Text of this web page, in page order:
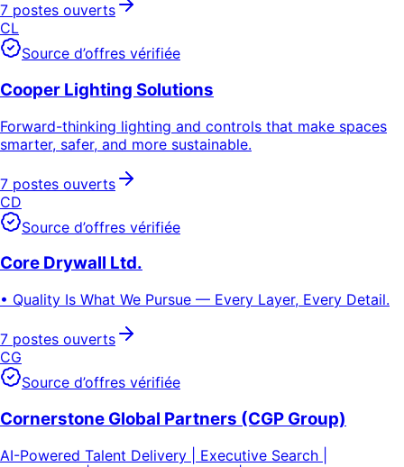
7 postes ouverts
CL
Source d’offres vérifiée
Cooper Lighting Solutions
Forward-thinking lighting and controls that make spaces
smarter, safer, and more sustainable.
7 postes ouverts
CD
Source d’offres vérifiée
Core Drywall Ltd.
• Quality Is What We Pursue — Every Layer, Every Detail.
7 postes ouverts
CG
Source d’offres vérifiée
Cornerstone Global Partners (CGP Group)
AI-Powered Talent Delivery | Executive Search |